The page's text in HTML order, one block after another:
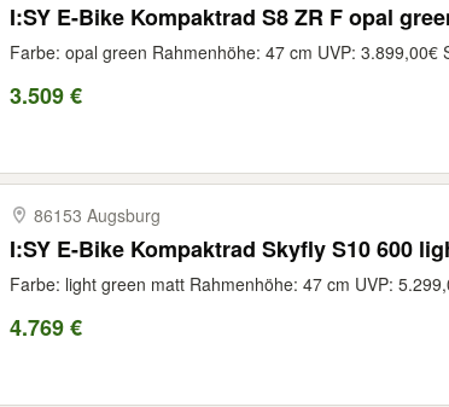
I:SY E-Bike
Farbe: opal green Rahmenhöhe: 47 cm UVP: 3.899,00€
3.509 €
86153 Augsburg
I:SY E-Bike Kompaktrad Skyfly S10 600
Farbe: light green matt Rahmenhöhe: 47 cm UVP:
4.769 €